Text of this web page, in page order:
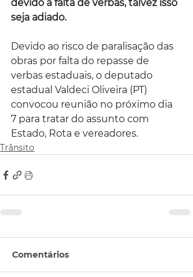
devido à falta de verbas, talvez isso
seja adiado.
Devido ao risco de paralisação das
obras por falta do repasse de
verbas estaduais, o deputado
estadual Valdeci Oliveira (PT)
convocou reunião no próximo dia
7 para tratar do assunto com
Estado, Rota e vereadores.
Trânsito
Comentários